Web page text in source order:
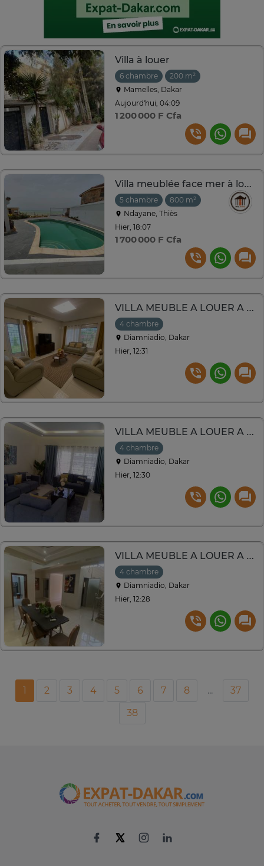
Villa à louer
6 chambre
200 m²
Mamelles, Dakar
Aujourd'hui, 04:09
1 200 000 F Cfa
Villa meublée face mer à louer à NDAYANE
5 chambre
800 m²
Ndayane, Thiès
Hier, 18:07
1 700 000 F Cfa
VILLA MEUBLE A LOUER A DIAMNIADIO
4 chambre
Diamniadio, Dakar
Hier, 12:31
VILLA MEUBLE A LOUER A DIAMNIADIO
4 chambre
Diamniadio, Dakar
Hier, 12:30
VILLA MEUBLE A LOUER A DIAMNIADIO
4 chambre
Diamniadio, Dakar
Hier, 12:28
1 2 3 4 5 6 7 8 ...
37
38